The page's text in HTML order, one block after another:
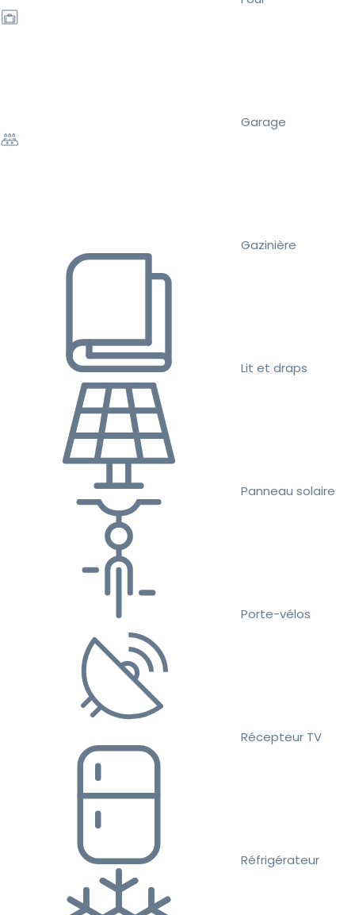
Garage
Gazinière
Lit et draps
Panneau solaire
Porte-vélos
Récepteur TV
Réfrigérateur